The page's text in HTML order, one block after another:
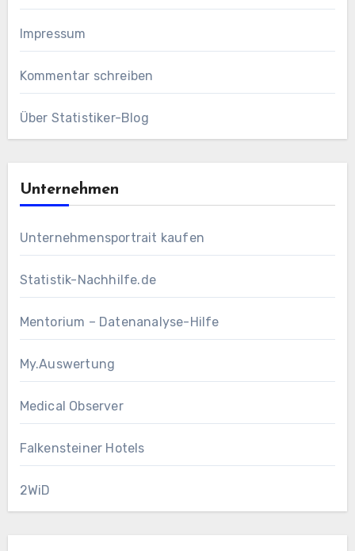
Impressum
Kommentar schreiben
Über Statistiker-Blog
Unternehmen
Unternehmensportrait kaufen
Statistik-Nachhilfe.de
Mentorium – Datenanalyse-Hilfe
My.Auswertung
Medical Observer
Falkensteiner Hotels
2WiD